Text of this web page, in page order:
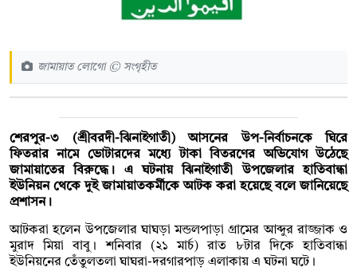
জামায়াত লোগো © সংগৃহীত
শেরপুর-৩ (শ্রীবরদী-ঝিনাইগাতী) আসনের উপ-নির্বাচনকে ঘিরে
ফিতরার নামে ভোটারদের মধ্যে টাকা বিতরণের অভিযোগ উঠেছে
জামায়াতের বিরুদ্ধে। এ ঘটনায় ঝিনাইগাতী উপজেলার হাতিবান্ধা
ইউনিয়ন থেকে দুই জামায়াতকর্মীকে আটক করা হয়েছে বলে জানিয়েছে
প্রশাসন।
আটকরা হলেন উপজেলার ঘাঘড়া মন্ডলপাড়া গ্রামের আব্দুর রাজ্জাক ও
মুরাদ মিয়া বাবু। শনিবার (২১ মার্চ) রাত ৮টার দিকে হাতিবান্ধা
ইউনিয়নের তেঁতুলতলা ঘাঘরা-দরগারপাড় এলাকায় এ ঘটনা ঘটে।